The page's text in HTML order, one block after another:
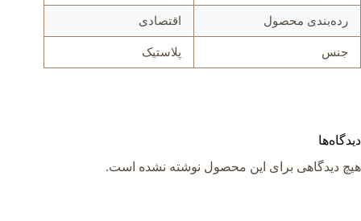
رده‌بندی محصول اقتصادی
جنس پلاستیک
دیدگاه‌ها
هیچ دیدگاهی برای این محصول نوشته نشده است.